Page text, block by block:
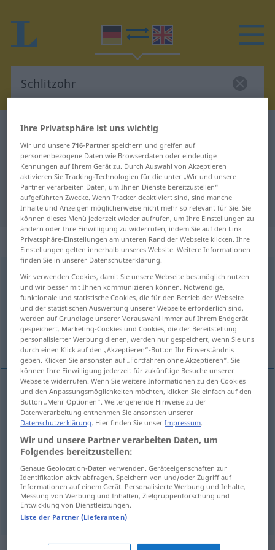
Deutsch-Englisch Wörterbuch
Deutsch-Englisch Übersetzung für
"Schlitzohr"
"Schlitzohr" Englisch Übersetzung
„Schlitzohr“: Neutrum
Schlitzohrn FIG UMG
Übersicht aller Übersetzungen
(Für mehr Details die Übersetzung anklicken/antippen)
crafty devil trickster, cheat, crook
craftydevil Schlitzohr schlau
trickster SchlitzohrBetrüger
cheat SchlitzohrBetrüger
crook SchlitzohrBetrüger
Ihre Privatsphäre ist uns wichtig
Wir und unsere716-Partner speichern und greifen auf
personenbezogene Daten wie Browserdaten oder eindeutige
Kennungen auf Ihrem Gerät zu. Durch Auswahl von Akzeptieren
aktivieren Sie Tracking-Technologien für die unter „Wir und unsere
Partner verarbeiten Daten, um Ihnen Dienste bereitzustellen“
aufgeführten Zwecke. Wenn Tracker deaktiviert sind, sind manche
Inhalte und Anzeigen möglicherweise nicht mehr so relevant für Sie. Sie
können dieses Menü jederzeit wieder aufrufen, um Ihre Einstellungen zu
ändern oder Ihre Einwilligung zu widerrufen, indem Sie auf den Link
Privatsphäre-Einstellungen am unteren Rand der Webseite klicken. Ihre
Einstellungen gelten innerhalb unseres Website. Weitere Informationen
finden Sie in unserer Datenschutzerklärung.
Wir verwenden Cookies, damit Sie unsere Webseite bestmöglich nutzen
und wir besser mit Ihnen kommunizieren können. Notwendige,
funktionale und statistische Cookies, die für den Betrieb der Webseite
und der statistischen Auswertung unserer Webseite erforderlich sind,
werden auf Grundlage unserer Vorauswahl immer auf Ihrem Endgerät
gespeichert. Marketing-Cookies und Cookies, die der Bereitstellung
personalisierter Werbung dienen, werden nur gespeichert, wenn Sie uns
durch einen Klick auf den „Akzeptieren“-Button Ihr Einverständnis
geben. Klicken Sie ansonsten auf „Fortfahren ohne Akzeptieren“. Sie
können Ihre Einwilligung jederzeit für zukünftige Besuche unserer
Webseite widerrufen. Wenn Sie weitere Informationen zu den Cookies
und den Anpassungsmöglichkeiten möchten, klicken Sie einfach auf den
Button „Mehr Optionen“. Weitergehende Hinweise zu der
Datenverarbeitung entnehmen Sie ansonsten unserer
Datenschutzerklärung. Hier finden Sie unserImpressum.
Wir und unsere Partner verarbeiten Daten, um
Folgendes bereitzustellen:
Genaue Geolocation-Daten verwenden. Geräteeigenschaften zur
Identifikation aktiv abfragen. Speichern von und/oder Zugriff auf
Informationen auf einem Gerät. Personalisierte Werbung und Inhalte,
Messung von Werbung und Inhalten, Zielgruppenforschung und
Entwicklung von Dienstleistungen.
Liste der Partner (Lieferanten)